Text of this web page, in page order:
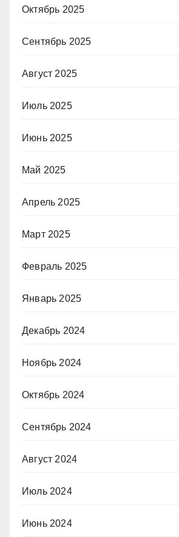
Октябрь 2025
Сентябрь 2025
Август 2025
Июль 2025
Июнь 2025
Май 2025
Апрель 2025
Март 2025
Февраль 2025
Январь 2025
Декабрь 2024
Ноябрь 2024
Октябрь 2024
Сентябрь 2024
Август 2024
Июль 2024
Июнь 2024